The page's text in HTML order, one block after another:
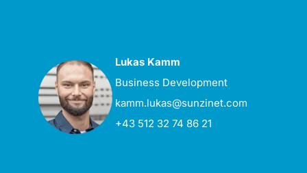
Lukas Kamm
Business Development
kamm.lukas@sunzinet.com
+43 512 32 74 86 21